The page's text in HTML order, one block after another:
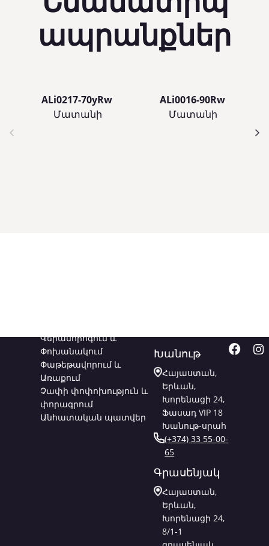
ապրանքներ
ALi0217-70yRw
Մատանի
ALi0016-90Rw
Մատանի
Վերանորոգում և
Փոխանակում
Փաթեթավորում և
Առաքում
Չափի փոփոխություն և
փորագրում
Անհատական պատվեր
Խանութ
Հայաստան,
Երևան,
Խորենացի 24,
Ֆասադ VIP 18
Խանութ-սրահ
(+374) 33 55-00-
65
Գրասենյակ
Հայաստան,
Երևան,
Խորենացի 24,
8/1-1